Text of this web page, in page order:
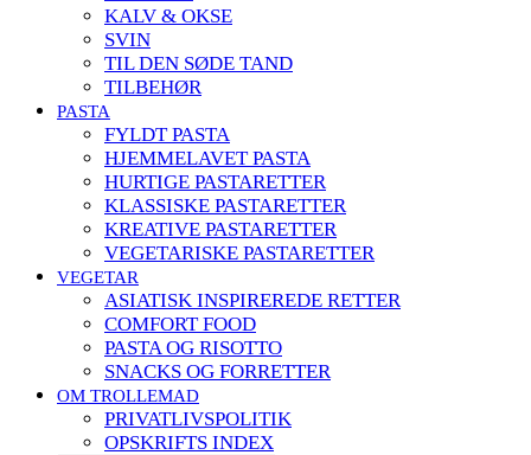
KALV & OKSE
SVIN
TIL DEN SØDE TAND
TILBEHØR
PASTA
FYLDT PASTA
HJEMMELAVET PASTA
HURTIGE PASTARETTER
KLASSISKE PASTARETTER
KREATIVE PASTARETTER
VEGETARISKE PASTARETTER
VEGETAR
ASIATISK INSPIREREDE RETTER
COMFORT FOOD
PASTA OG RISOTTO
SNACKS OG FORRETTER
OM TROLLEMAD
PRIVATLIVSPOLITIK
OPSKRIFTS INDEX